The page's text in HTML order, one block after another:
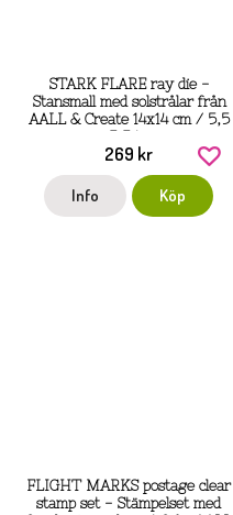
STARK FLARE ray die -
Stansmall med solstrålar från
AALL & Create 14x14 cm / 5,5
269 kr
Info Köp
FLIGHT MARKS postage clear
stamp set - Stämpelset med